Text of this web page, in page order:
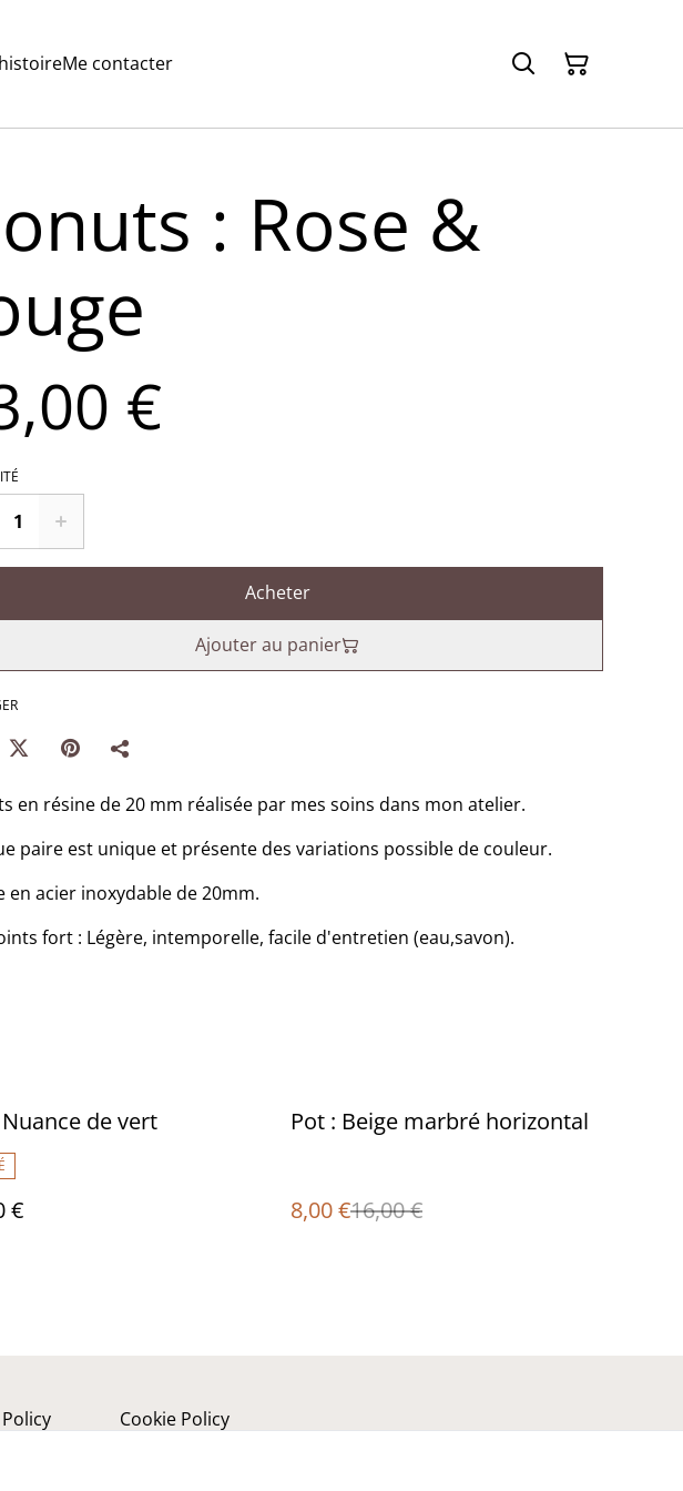
Me contacter
: Rose &
€
Acheter
Ajouter au panier
en résine de 20 mm réalisée par mes soins dans mon atelier.
paire est unique et présente des variations possible de couleur.
en acier inoxydable de 20mm.
fort : Légère, intemporelle, facile d'entretien (eau,savon).
de vert
€
%
Pot : Beige marbré horizontal
8,00 €16,00 €
Cookie Policy